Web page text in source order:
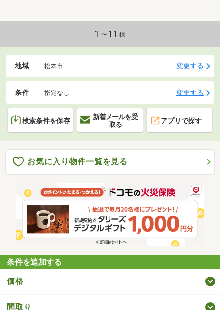
1～11 棟
地域 松本市 変更する
条件 指定なし 変更する
検索条件を保存
新着メールを受
取る
アプリで探す
お気に入り物件一覧を見る
条件を追加する
価格
間取り